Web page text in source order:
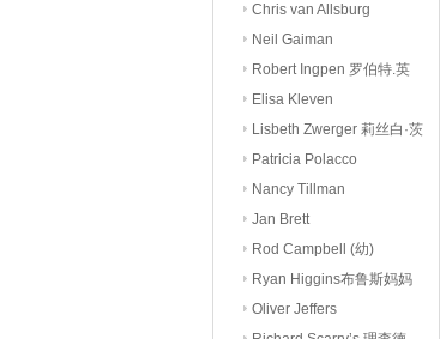
Chris van Allsburg
Neil Gaiman
Robert Ingpen 罗伯特.英
潘Elisa Kleven
Lisbeth Zwerger 莉丝白·茨
威格
Patricia Polacco
Nancy Tillman
Jan Brett
Rod Campbell (幼)
Ryan Higgins布鲁斯妈妈
Oliver Jeffers